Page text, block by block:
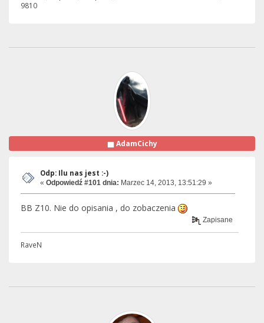
9810
AdamCichy
Odp: Ilu nas jest :-)
« Odpowiedź #101 dnia: Marzec 14, 2013, 13:51:29 »
BB Z10. Nie do opisania , do zobaczenia
Zapisane
RaveN